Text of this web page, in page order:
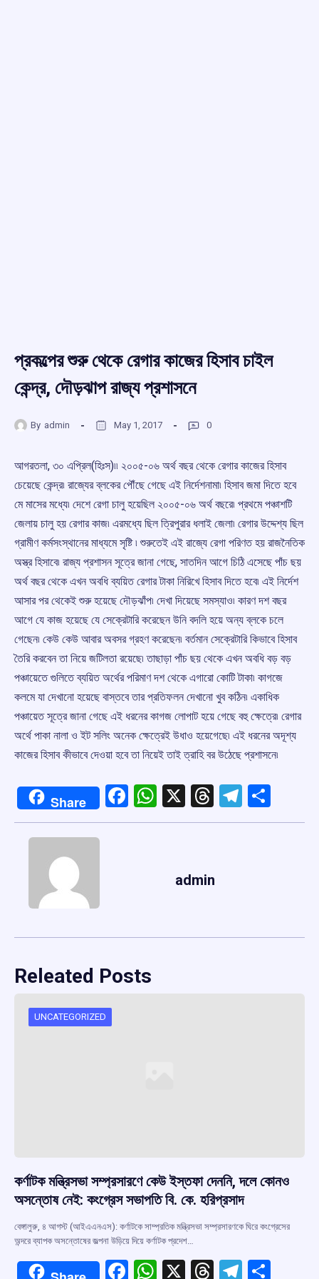
প্রকল্পের শুরু থেকে রেগার কাজের হিসাব চাইল
কেন্দ্র, দৌড়ঝাপ রাজ্য প্রশাসনে
By admin May 1, 2017 0
আগরতলা, ৩০ এপ্রিল(হিঃস)৷৷ ২০০৫-০৬ অর্থ বছর থেকে রেগার কাজের হিসাব
চেয়েছে কেন্দ্র৷ রাজ্যের ব্লকের পৌঁছে গেছে এই নির্দেশনামা৷ হিসাব জমা দিতে হবে
মে মাসের মধ্যে৷ দেশে রেগা চালু হয়েছিল ২০০৫-০৬ অর্থ বছরে৷ প্রথমে পঞ্চাশটি
জেলায় চালু হয় রেগার কাজ৷ এরমধ্যে ছিল ত্রিপুরার ধলাই জেলা৷ রেগার উদ্দেশ্য ছিল
গ্রামীণ কর্মসংস্থানের মাধ্যমে সৃষ্টি ৷ শুরুতেই এই রাজ্যে রেগা পরিণত হয় রাজনৈতিক
অস্ত্র হিসাবে৷ রাজ্য প্রশাসন সূত্রে জানা গেছে, সাতদিন আগে চিঠি এসেছে পাঁচ ছয়
অর্থ বছর থেকে এখন অবধি ব্যয়িত রেগার টাকা নিরিখে হিসাব দিতে হবে৷ এই নির্দেশ
আসার পর থেকেই শুরু হয়েছে দৌড়ঝাঁপ৷ দেখা দিয়েছে সমস্যাও৷ কারণ দশ বছর
আগে যে কাজ হয়েছে যে সেক্রেটারি করেছেন উনি বদলি হয়ে অন্য ব্লকে চলে
গেছেন৷ কেউ কেউ আবার অবসর গ্রহণ করেছেন৷ বর্তমান সেক্রেটারি কিভাবে হিসাব
তৈরি করবেন তা নিয়ে জটিলতা রয়েছে৷ তাছাড়া পাঁচ ছয় থেকে এখন অবধি বড় বড়
পঞ্চায়েতে গুলিতে ব্যয়িত অর্থের পরিমাণ দশ থেকে এগারো কোটি টাকা৷ কাগজে
কলমে যা দেখানো হয়েছে বাস্তবে তার প্রতিফলন দেখানো খুব কঠিন৷ একাধিক
পঞ্চায়েত সূত্রে জানা গেছে এই ধরনের কাগজ লোপাট হয়ে গেছে বহু ক্ষেত্রে৷ রেগার
অর্থে পাকা নালা ও ইট সলিং অনেক ক্ষেত্রেই উধাও হয়েগেছে৷ এই ধরনের অদূশ্য
কাজের হিসাব কীভাবে দেওয়া হবে তা নিয়েই তাই ত্রাহি বর উঠেছে প্রশাসনে৷
Share Facebook
WhatsApp
X Threads
admin
Releated Posts
UNCATEGORIZED
কর্ণাটক মন্ত্রিসভা সম্প্রসারণে কেউ ইস্তফা দেননি, দলে কোনও
অসন্তোষ নেই: কংগ্রেস সভাপতি বি. কে. হরিপ্রসাদ
বেঙ্গালুরু, ৪ আগস্ট (আইএএনএস): কর্ণাটকে সাম্প্রতিক মন্ত্রিসভা সম্প্রসারণকে ঘিরে কংগ্রেসের
অন্দরে ব্যাপক অসন্তোষের জল্পনা উড়িয়ে দিয়ে কর্ণাটক প্রদেশ…
F W X T T